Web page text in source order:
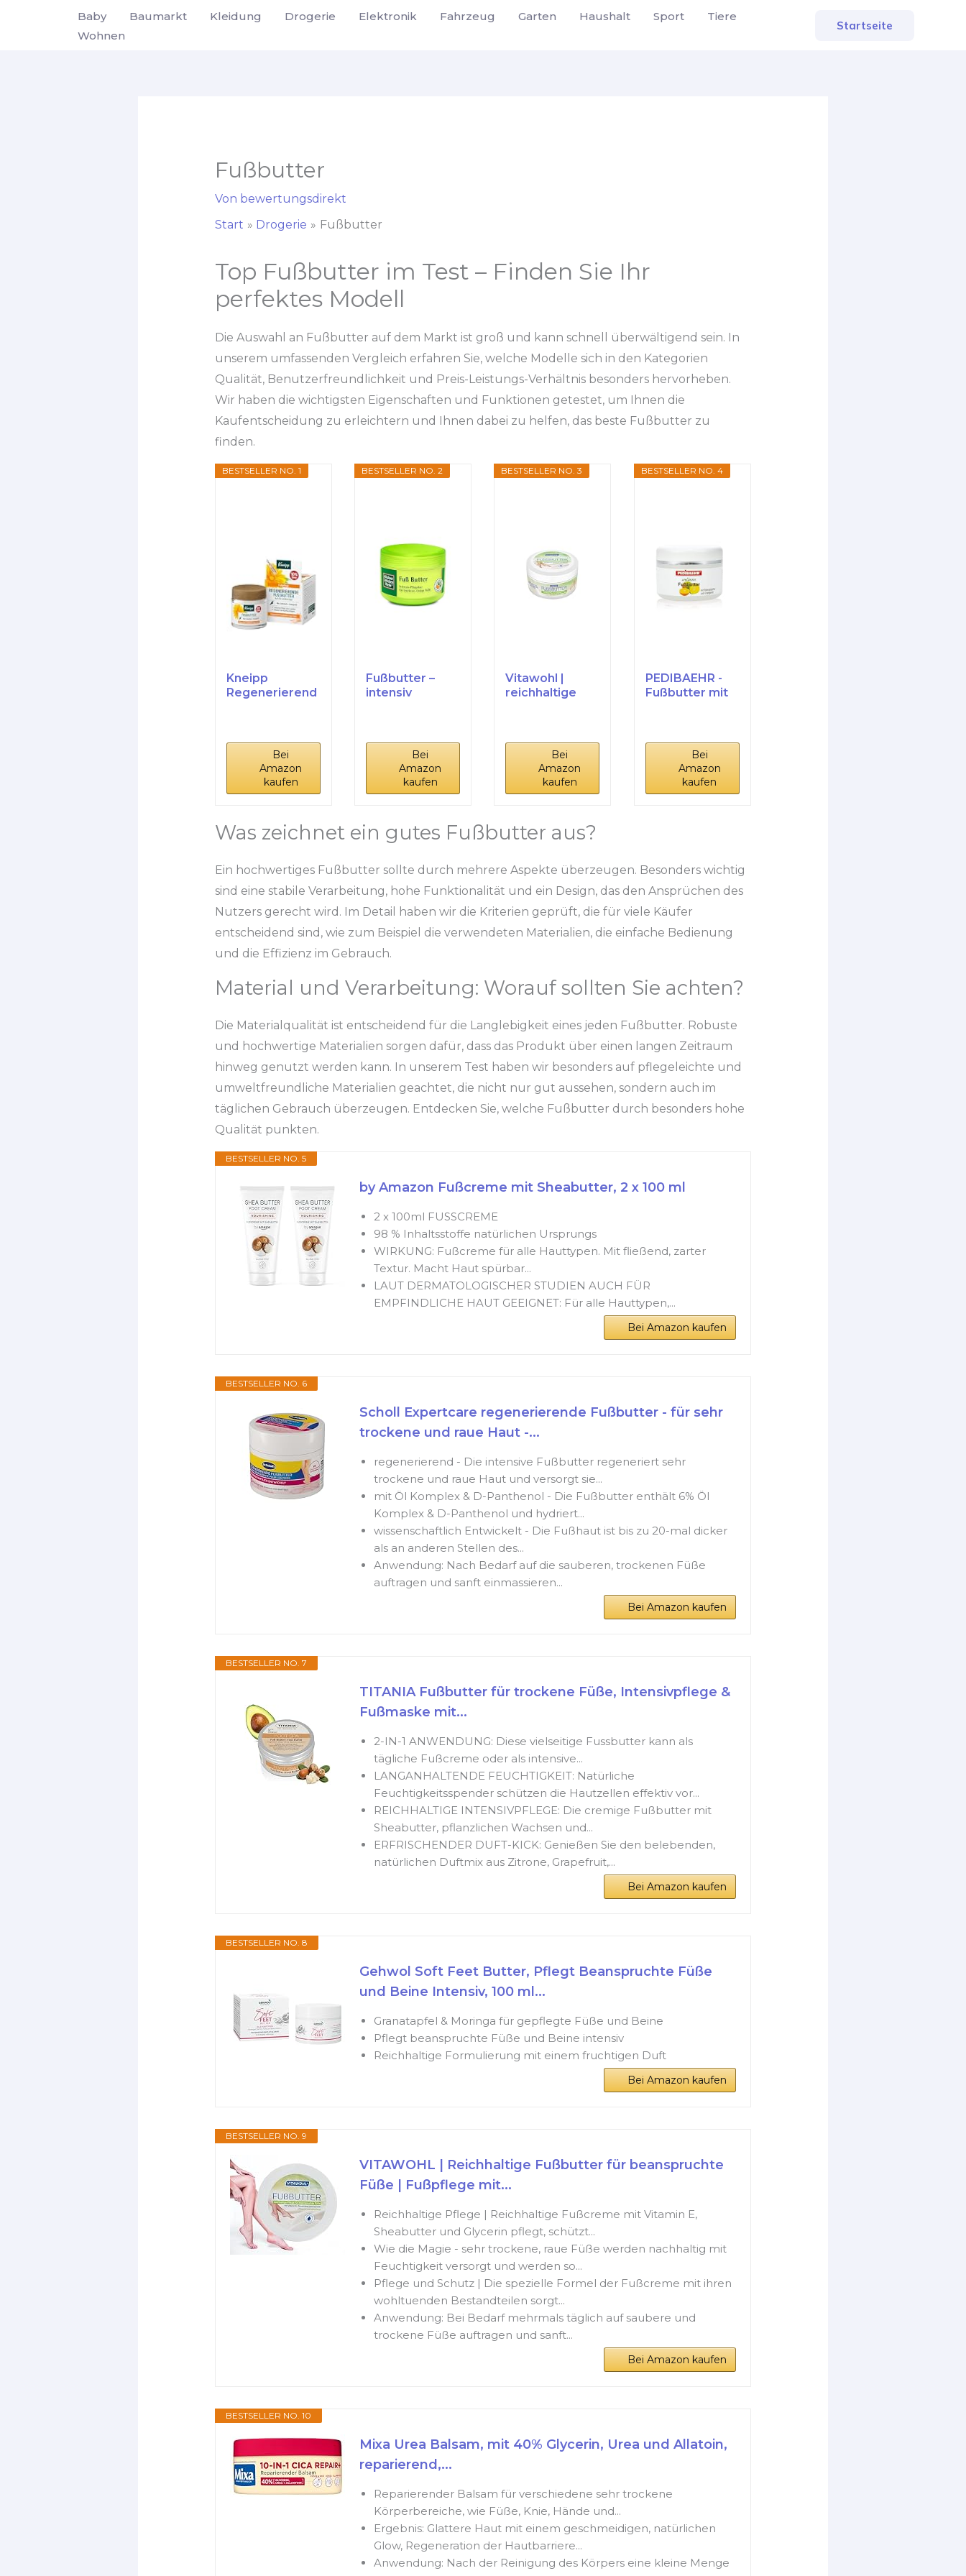
Baby Baumarkt Kleidung Drogerie Elektronik Fahrzeug Garten Haushalt Sport
Tiere
Wohnen
Startseite
Fußbutter
Von bewertungsdirekt
Start
Drogerie Fußbutter
Top Fußbutter im Test – Finden Sie Ihr
perfektes Modell
Die Auswahl an Fußbutter auf dem Markt ist groß und kann schnell überwältigend sein. In
unserem umfassenden Vergleich erfahren Sie, welche Modelle sich in den Kategorien
Qualität, Benutzerfreundlichkeit und Preis-Leistungs-Verhältnis besonders hervorheben.
Wir haben die wichtigsten Eigenschaften und Funktionen getestet, um Ihnen die
Kaufentscheidung zu erleichtern und Ihnen dabei zu helfen, das beste Fußbutter zu
finden.
BESTSELLER NO. 1
Kneipp
Regenerierend
Bei
Amazon
kaufen
BESTSELLER NO. 2
Fußbutter –
intensiv
Bei
Amazon
kaufen
BESTSELLER NO. 3
Vitawohl |
reichhaltige
Bei
Amazon
kaufen
BESTSELLER NO. 4
PEDIBAEHR -
Fußbutter mit
Bei
Amazon
kaufen
Was zeichnet ein gutes Fußbutter aus?
Ein hochwertiges Fußbutter sollte durch mehrere Aspekte überzeugen. Besonders wichtig
sind eine stabile Verarbeitung, hohe Funktionalität und ein Design, das den Ansprüchen des
Nutzers gerecht wird. Im Detail haben wir die Kriterien geprüft, die für viele Käufer
entscheidend sind, wie zum Beispiel die verwendeten Materialien, die einfache Bedienung
und die Effizienz im Gebrauch.
Material und Verarbeitung: Worauf sollten Sie achten?
Die Materialqualität ist entscheidend für die Langlebigkeit eines jeden Fußbutter. Robuste
und hochwertige Materialien sorgen dafür, dass das Produkt über einen langen Zeitraum
hinweg genutzt werden kann. In unserem Test haben wir besonders auf pflegeleichte und
umweltfreundliche Materialien geachtet, die nicht nur gut aussehen, sondern auch im
täglichen Gebrauch überzeugen. Entdecken Sie, welche Fußbutter durch besonders hohe
Qualität punkten.
BESTSELLER NO. 5
by Amazon Fußcreme mit Sheabutter, 2 x 100 ml
2 x 100ml FUSSCREME
98 % Inhaltsstoffe natürlichen Ursprungs
WIRKUNG: Fußcreme für alle Hauttypen. Mit fließend, zarter
Textur. Macht Haut spürbar...
LAUT DERMATOLOGISCHER STUDIEN AUCH FÜR
EMPFINDLICHE HAUT GEEIGNET: Für alle Hauttypen,...
Bei Amazon kaufen
BESTSELLER NO. 6
Scholl Expertcare regenerierende Fußbutter - für sehr
trockene und raue Haut -...
regenerierend - Die intensive Fußbutter regeneriert sehr
trockene und raue Haut und versorgt sie...
mit Öl Komplex & D-Panthenol - Die Fußbutter enthält 6% Öl
Komplex & D-Panthenol und hydriert...
wissenschaftlich Entwickelt - Die Fußhaut ist bis zu 20-mal dicker
als an anderen Stellen des...
Anwendung: Nach Bedarf auf die sauberen, trockenen Füße
auftragen und sanft einmassieren...
Bei Amazon kaufen
BESTSELLER NO. 7
TITANIA Fußbutter für trockene Füße, Intensivpflege &
Fußmaske mit...
2-IN-1 ANWENDUNG: Diese vielseitige Fussbutter kann als
tägliche Fußcreme oder als intensive...
LANGANHALTENDE FEUCHTIGKEIT: Natürliche
Feuchtigkeitsspender schützen die Hautzellen effektiv vor...
REICHHALTIGE INTENSIVPFLEGE: Die cremige Fußbutter mit
Sheabutter, pflanzlichen Wachsen und...
ERFRISCHENDER DUFT-KICK: Genießen Sie den belebenden,
natürlichen Duftmix aus Zitrone, Grapefruit,...
Bei Amazon kaufen
BESTSELLER NO. 8
Gehwol Soft Feet Butter, Pflegt Beanspruchte Füße
und Beine Intensiv, 100 ml...
Granatapfel & Moringa für gepflegte Füße und Beine
Pflegt beanspruchte Füße und Beine intensiv
Reichhaltige Formulierung mit einem fruchtigen Duft
Bei Amazon kaufen
BESTSELLER NO. 9
VITAWOHL | Reichhaltige Fußbutter für beanspruchte
Füße | Fußpflege mit...
Reichhaltige Pflege | Reichhaltige Fußcreme mit Vitamin E,
Sheabutter und Glycerin pflegt, schützt...
Wie die Magie - sehr trockene, raue Füße werden nachhaltig mit
Feuchtigkeit versorgt und werden so...
Pflege und Schutz | Die spezielle Formel der Fußcreme mit ihren
wohltuenden Bestandteilen sorgt...
Anwendung: Bei Bedarf mehrmals täglich auf saubere und
trockene Füße auftragen und sanft...
Bei Amazon kaufen
BESTSELLER NO. 10
Mixa Urea Balsam, mit 40% Glycerin, Urea und Allatoin,
reparierend,...
Reparierender Balsam für verschiedene sehr trockene
Körperbereiche, wie Füße, Knie, Hände und...
Ergebnis: Glattere Haut mit einem geschmeidigen, natürlichen
Glow, Regeneration der Hautbarriere...
Anwendung: Nach der Reinigung des Körpers eine kleine Menge